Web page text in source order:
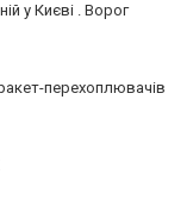
у Києві . Ворог
перехоплювачів